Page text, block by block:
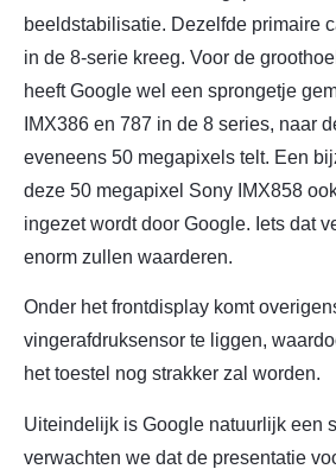
beeldstabilisatie. Dezelfde primaire
in de 8-serie kreeg. Voor de
heeft Google wel een sprongetje
IMX386 en 787 in de 8 series, naar
eveneens 50 megapixels telt. Een
deze 50 megapixel Sony IMX858
ingezet wordt door Google. Iets dat
enorm zullen waarderen.
Onder het frontdisplay komt
vingerafdruksensor te liggen,
het toestel nog strakker zal worden.
Uiteindelijk is Google natuurlijk een
verwachten we dat de presentatie